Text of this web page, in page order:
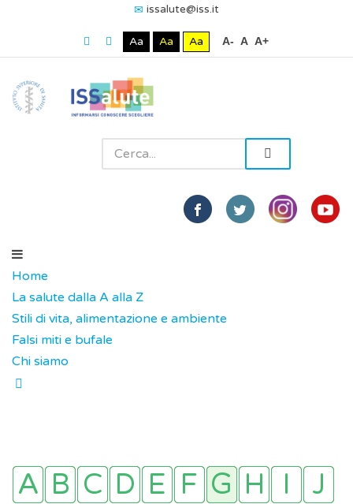
issalute@iss.it
Aa Aa Aa A- A A+
Home
La salute dalla A alla Z
Stili di vita, alimentazione e ambiente
Falsi miti e bufale
Chi siamo